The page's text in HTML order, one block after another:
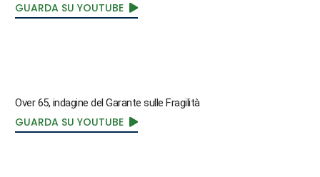
GUARDA SU YOUTUBE
Over 65, indagine del Garante sulle Fragilità
GUARDA SU YOUTUBE